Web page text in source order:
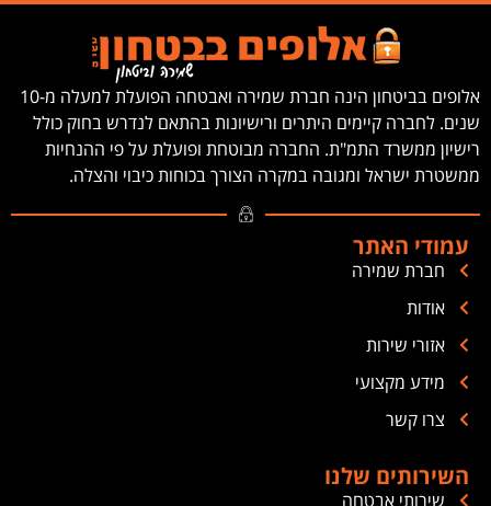
אלופים בביטחון הינה חברת שמירה ואבטחה הפועלת למעלה מ-10
שנים. לחברה קיימים היתרים ורישיונות בהתאם לנדרש בחוק כולל
רישיון ממשרד התמ"ת. החברה מבוטחת ופועלת על פי ההנחיות
ממשטרת ישראל ומגובה במקרה הצורך בכוחות כיבוי והצלה.
עמודי האתר
חברת שמירה
אודות
אזורי שירות
מידע מקצועי
צרו קשר
השירותים שלנו
שירותי אבטחה